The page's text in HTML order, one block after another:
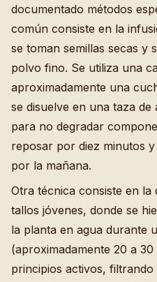
documentado métodos
común consiste en la
se toman semillas secas y
polvo fino. Se utiliza una
aproximadamente una
se disuelve en una taza
para no degradar
reposar por diez minutos
por la mañana.
Otra técnica consiste en la
tallos jóvenes, donde se
la planta en agua durante
(aproximadamente 20 a
principios activos,